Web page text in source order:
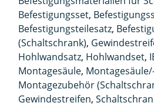
Befestigungsset,
Befestigungsteilesatz,
(Schaltschrank),
Hohlwandsatz, Hohlwandset,
Montagesäule,
Montagezubehör
Gewindestreifen,